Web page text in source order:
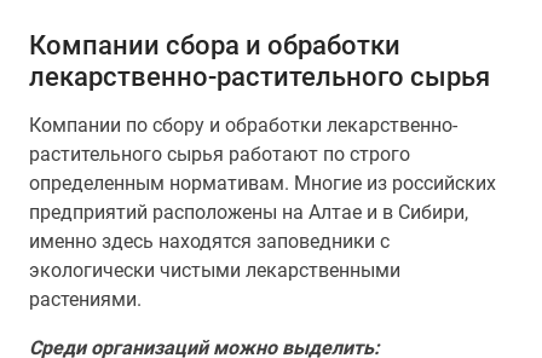
Компании сбора и обработки
лекарственно-растительного сырья
Компании по сбору и обработки лекарственно-
растительного сырья работают по строго
определенным нормативам. Многие из российских
предприятий расположены на Алтае и в Сибири,
именно здесь находятся заповедники с
экологически чистыми лекарственными
растениями.
Среди организаций можно выделить: